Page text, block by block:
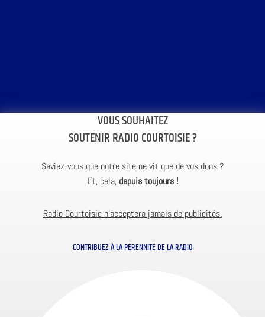
VOUS SOUHAITEZ
SOUTENIR RADIO COURTOISIE ?
Saviez-vous que notre site ne vit que de vos dons ?
Et, cela, depuis toujours !
Radio Courtoisie n’acceptera jamais de publicités.
CONTRIBUEZ À LA PÉRENNITÉ DE LA RADIO